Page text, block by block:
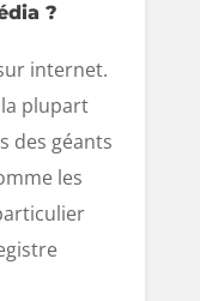
?
internet.
plupart
des géants
les